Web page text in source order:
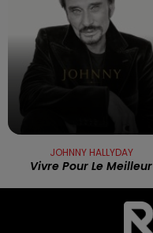
JOHNNY HALLYDAY
Vivre Pour Le Meilleur